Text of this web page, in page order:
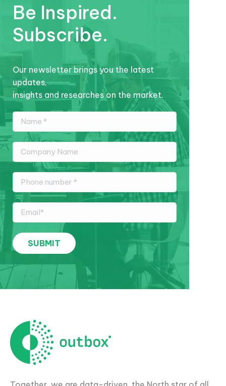
Be Inspired.
Subscribe.
Our newsletter brings you the latest
updates,
insights and researches on the market.